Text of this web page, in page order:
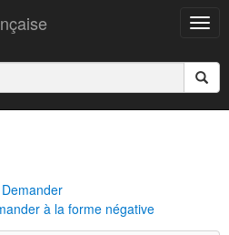
à la forme négative